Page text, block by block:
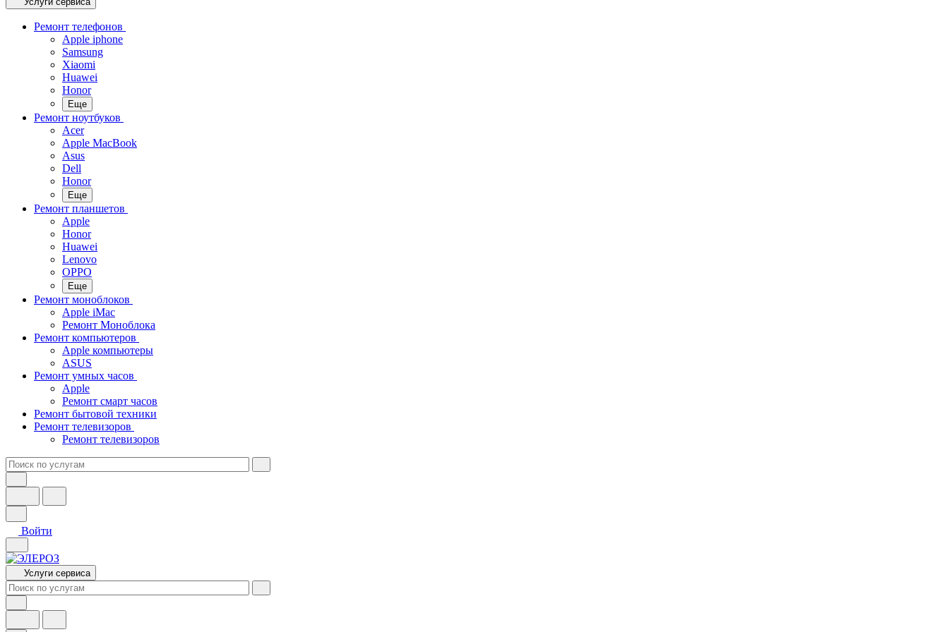
Ремонт телефонов
Apple iphone
Samsung
Xiaomi
Huawei
Honor
Еще
Ремонт ноутбуков
Acer
Apple MacBook
Asus
Dell
Honor
Еще
Ремонт планшетов
Apple
Honor
Huawei
Lenovo
OPPO
Еще
Ремонт моноблоков
Apple iMac
Ремонт Моноблока
Ремонт компьютеров
Apple компьютеры
ASUS
Ремонт умных часов
Apple
Ремонт смарт часов
Ремонт бытовой техники
Ремонт телевизоров
Ремонт телевизоров
Войти
Услуги сервиса